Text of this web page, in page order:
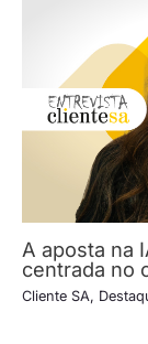
A aposta na
centrada no
Cliente SA,